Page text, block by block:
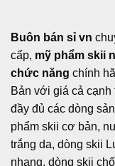
Buôn bán sỉ vn
cấp, mỹ phẩm skii
chức năng chính
Bản với giá cả
đầy đủ các dòng
phẩm skii cơ bản,
trắng da, dòng skii
nhang, dòng skii